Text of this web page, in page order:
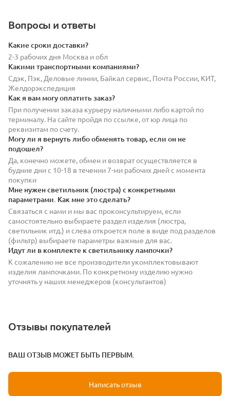
Вопросы и ответы
Какие сроки доставки?
2-3 рабочих дня Москва и обл
Какими транспортными компаниями?
Сдэк, Пэк, Деловые линии, Байкал сервис, Почта России, КИТ,
Желдорэкспедиция
Как я вам могу оплатить заказ?
При получении заказа курьеру наличными либо картой по
терминалу. На сайте пройдя по ссылке, от юр лица по
реквизитам по счету.
Могу ли я вернуть либо обменять товар, если он не
подошел?
Да, конечно можете, обмен и возврат осуществляется в
будние дни с 10-18 в течении 7-ми рабочих дней с момента
покупки
Мне нужен светильник (люстра) с конкретными
параметрами. Как мне это сделать?
Связаться с нами и мы вас проконсультируем, если
самостоятельно выбираете раздел изделия (люстра,
светильник итд.) и слева откроется поле в виде под разделов
(фильтр) выбираете параметры важные для вас.
Идут ли в комплекте к светильнику лампочки?
К сожалению не все производители укомплектовывают
изделия лампочками. По конкретному изделию нужно
уточнять у наших менеджеров (консультантов)
Отзывы покупателей
ВАШ ОТЗЫВ МОЖЕТ БЫТЬ ПЕРВЫМ.
Написать отзыв